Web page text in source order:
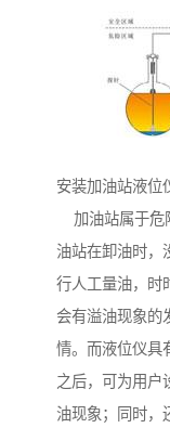
安装加油站液位
加油站属于危
油站在卸油时，
行人工量油，时
会有溢油现象的
情。而液位仪具
之后，可为用户
油现象；同时，